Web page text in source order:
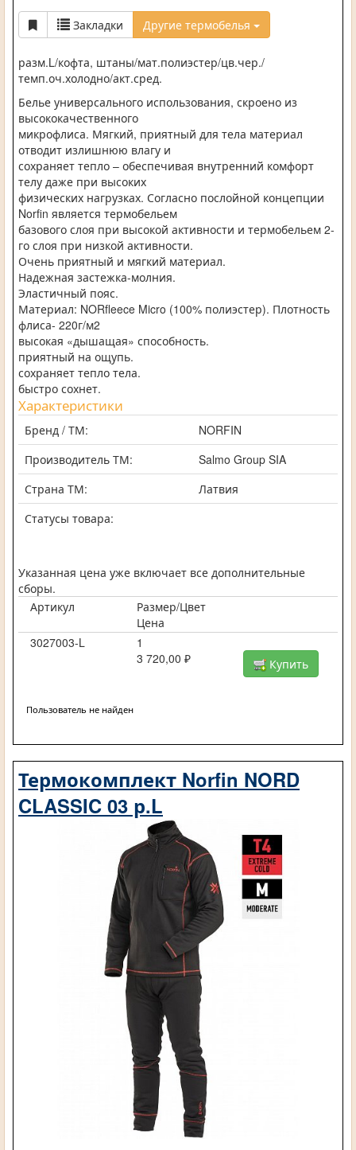
Закладки Другие термобелья
разм.L/кофта, штаны/мат.полиэстер/цв.чер./
темп.оч.холодно/акт.сред.
Белье универсального использования, скроено из
высококачественного
микрофлиса. Мягкий, приятный для тела материал
отводит излишнюю влагу и
сохраняет тепло – обеспечивая внутренний комфорт
телу даже при высоких
физических нагрузках. Согласно послойной концепции
Norfin является термобельем
базового слоя при высокой активности и термобельем 2-
го слоя при низкой активности.
Очень приятный и мягкий материал.
Надежная застежка-молния.
Эластичный пояс.
Материал: NORfleece Micro (100% полиэстер). Плотность
флиса- 220г/м2
высокая «дышащая» способность.
приятный на ощупь.
сохраняет тепло тела.
быстро сохнет.
Характеристики
Бренд / ТМ:
NORFIN
Производитель ТМ:
Salmo Group SIA
Страна ТМ:
Латвия
Статусы товара:
Указанная цена уже включает все дополнительные
сборы.
Артикул
Размер/Цвет
Цена
3027003-L
1
3 720,00 ₽
Купить
Пользователь не найден
Термокомплект Norfin NORD
CLASSIC 03 р.L